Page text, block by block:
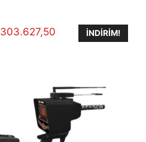
€5.175,00.
303.627,50 İNDIRIM!